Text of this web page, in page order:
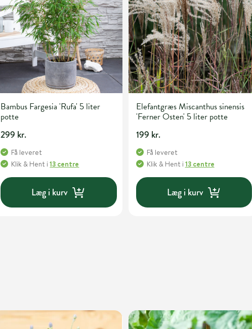
Bambus Fargesia 'Rufa' 5 liter
potte
299 kr.
Få leveret
Klik & Hent i13 centre
Læg i kurv
Elefantgræs Miscanthus sinensis
'Ferner Osten' 5 liter potte
199 kr.
Få leveret
Klik & Hent i 13 centre
Læg i kurv